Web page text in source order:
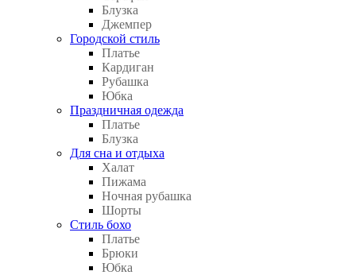
Блузка
Джемпер
Городской стиль
Платье
Кардиган
Рубашка
Юбка
Праздничная одежда
Платье
Блузка
Для сна и отдыха
Халат
Пижама
Ночная рубашка
Шорты
Стиль бохо
Платье
Брюки
Юбка